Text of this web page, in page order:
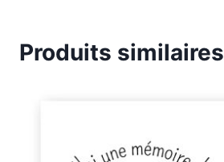
Produits similaires